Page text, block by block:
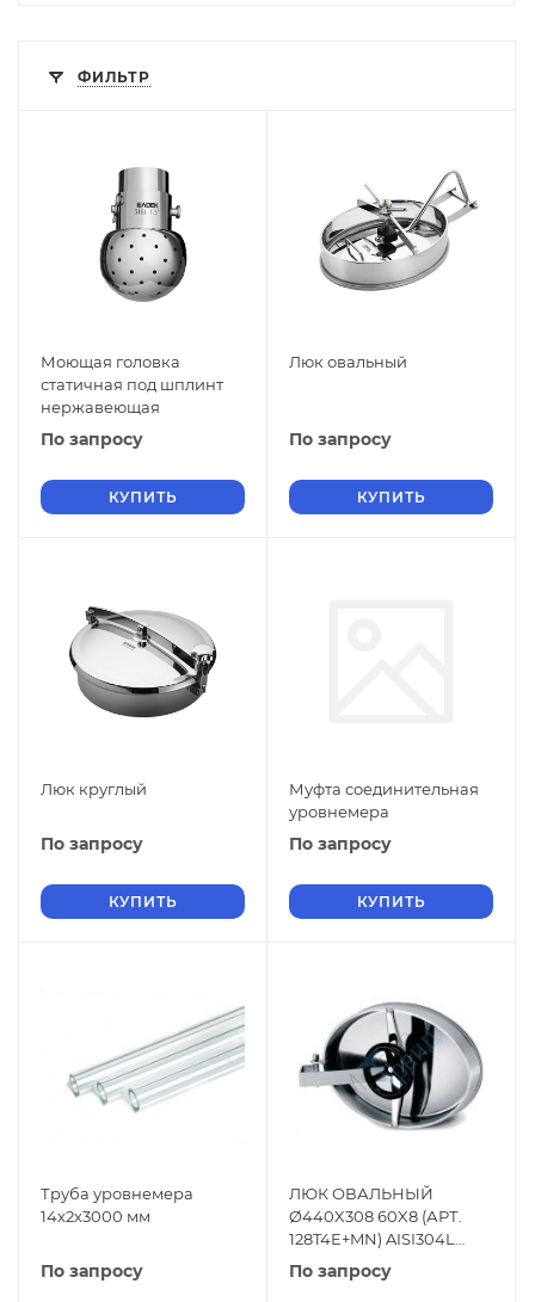
ФИЛЬТР
Моющая головка
статичная под шплинт
нержавеющая
По запросу
КУПИТЬ
Люк овальный
По запросу
КУПИТЬ
Люк круглый
По запросу
КУПИТЬ
Муфта соединительная
уровнемера
По запросу
КУПИТЬ
Труба уровнемера
14х2х3000 мм
По запросу
ЛЮК ОВАЛЬНЫЙ
Ø440X308 60X8 (АРТ.
128T4E+MN) AISI304L
EPDM
По запросу